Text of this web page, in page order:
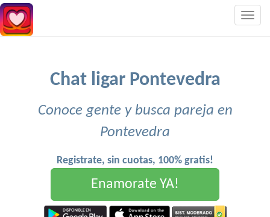
Chat ligar Pontevedra
Conoce gente y busca pareja en
Pontevedra
Registrate, sin cuotas, 100% gratis!
Enamorate YA!